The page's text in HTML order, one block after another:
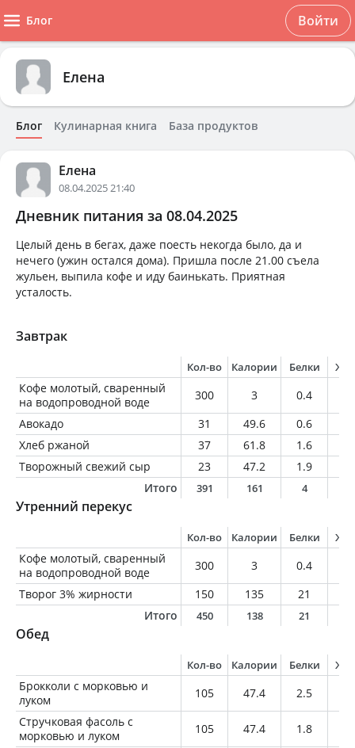
Блог Войти
Елена
Блог Кулинарная книга База продуктов
Елена
08.04.2025 21:40
Дневник питания за 08.04.2025
Целый день в бегах, даже поесть некогда было, да и
нечего (ужин остался дома). Пришла после 21.00 съела
жульен, выпила кофе и иду баинькать. Приятная
усталость.
Завтрак
Кол-во Калории Белки
Кофе молотый, сваренный
на водопроводной воде
300 3 0.4
Авокадо
31 49.6 0.6
Хлеб ржаной
37 61.8 1.6
Творожный свежий сыр
23 47.2 1.9
Итого
391 161 4
Утренний перекус
Кол-во Калории Белки
Кофе молотый, сваренный
на водопроводной воде
300 3 0.4
Творог 3% жирности
150 135 21
Итого
450 138 21
Обед
Кол-во Калории Белки
Брокколи с морковью и
луком
105 47.4 2.5
Стручковая фасоль с
морковью и луком
105 47.4 1.8